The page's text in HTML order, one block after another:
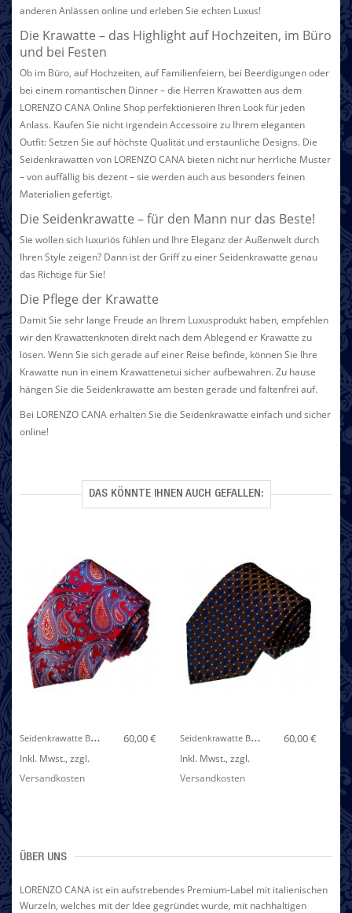
anderen Anlässen online und erleben Sie echten Luxus!
Die Krawatte – das Highlight auf Hochzeiten, im Büro
und bei Festen
Ob im Büro, auf Hochzeiten, auf Familienfeiern, bei Beerdigungen oder
bei einem romantischen Dinner – die Herren Krawatten aus dem
LORENZO CANA Online Shop perfektionieren Ihren Look für jeden
Anlass. Kaufen Sie nicht irgendein Accessoire zu Ihrem eleganten
Outfit: Setzen Sie auf höchste Qualität und erstaunliche Designs. Die
Seidenkrawatten von LORENZO CANA bieten nicht nur herrliche Muster
– von auffällig bis dezent – sie werden auch aus besonders feinen
Materialien gefertigt.
Die Seidenkrawatte – für den Mann nur das Beste!
Sie wollen sich luxuriös fühlen und Ihre Eleganz der Außenwelt durch
Ihren Style zeigen? Dann ist der Griff zu einer Seidenkrawatte genau
das Richtige für Sie!
Die Pflege der Krawatte
Damit Sie sehr lange Freude an Ihrem Luxusprodukt haben, empfehlen
wir den Krawattenknoten direkt nach dem Ablegend er Krawatte zu
lösen. Wenn Sie sich gerade auf einer Reise befinde, können Sie Ihre
Krawatte nun in einem Krawattenetui sicher aufbewahren. Zu hause
hängen Sie die Seidenkrawatte am besten gerade und faltenfrei auf.
Bei LORENZO CANA erhalten Sie die Seidenkrawatte einfach und sicher
online!
DAS KÖNNTE IHNEN AUCH GEFALLEN:
S
Eidenkrawatte Blau Gold Rot LORENZO CANA 60,00 €
Inkl. Mwst., zzgl.
Versandkosten
S
Eidenkrawatte Blau Gold Braun LORENZO CANA 60,00 €
Inkl. Mwst., zzgl.
Versandkosten
ÜBER UNS
LORENZO CANA ist ein aufstrebendes Premium-Label mit italienischen
Wurzeln, welches mit der Idee gegründet wurde, mit nachhaltigen